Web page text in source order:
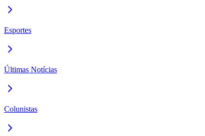
Esportes
Últimas Notícias
Colunistas